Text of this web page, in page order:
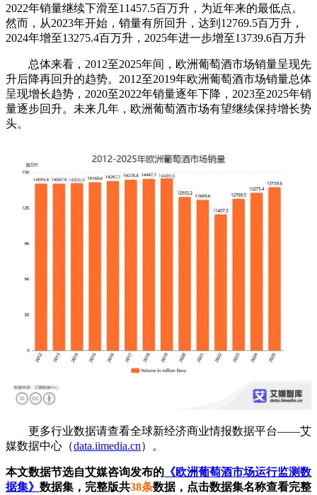
2022年销量继续下滑至11457.5百万升，为近年来的最低点。
然而，从2023年开始，销量有所回升，达到12769.5百万升，
2024年增至13275.4百万升，2025年进一步增至13739.6百万升
总体来看，2012至2025年间，欧洲葡萄酒市场销量呈现先
升后降再回升的趋势。2012至2019年欧洲葡萄酒市场销量总体
呈现增长趋势，2020至2022年销量逐年下降，2023至2025年销
量逐步回升。未来几年，欧洲葡萄酒市场有望继续保持增长势
头。
更多行业数据请查看全球新经济商业情报数据平台——艾
媒数据中心（data.iimedia.cn）。
本文数据节选自艾媒咨询发布的 《欧洲葡萄酒市场运行监测数
据集》 数据集，完整版共38条数据，点击数据集名称查看完整